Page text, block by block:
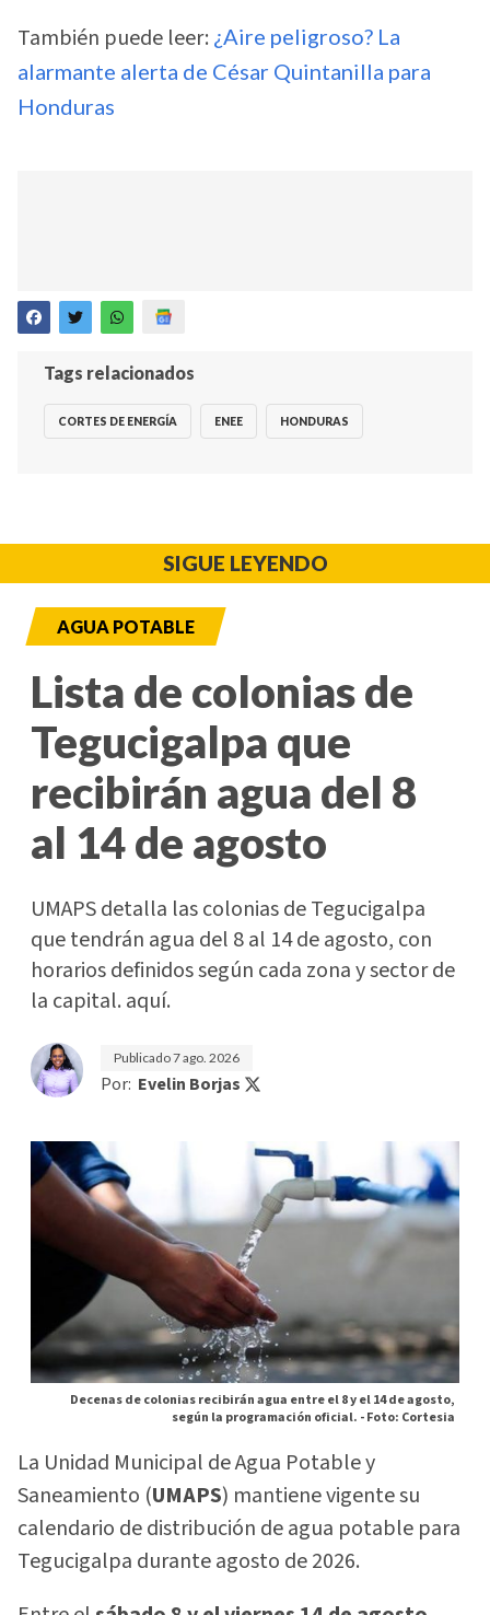
También puede leer: ¿Aire peligroso? La
alarmante alerta de César Quintanilla para
Honduras
Tags relacionados
CORTES DE ENERGÍA ENEE HONDURAS
SIGUE LEYENDO
AGUA POTABLE
Lista de colonias de
Tegucigalpa que
recibirán agua del 8
al 14 de agosto
UMAPS detalla las colonias de Tegucigalpa
que tendrán agua del 8 al 14 de agosto, con
horarios definidos según cada zona y sector de
la capital. aquí.
Publicado7 ago. 2026
Por: Evelin Borjas
Decenas de colonias recibirán agua entre el 8 y el 14 de agosto,
según la programación oficial. -Foto: Cortesia
La Unidad Municipal de Agua Potable y
Saneamiento (UMAPS) mantiene vigente su
calendario de distribución de agua potable para
Tegucigalpa durante agosto de 2026.